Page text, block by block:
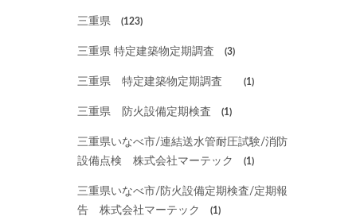
三重県 (123)
三重県 特定建築物定期調査 (3)
三重県 特定建築物定期調査 (1)
三重県 防火設備定期検査 (1)
三重県いなべ市/連結送水管耐圧試験/消防
設備点検 株式会社マーテック
(1)
三重県いなべ市/防火設備定期検査/定期報
告 株式会社マーテック
(1)